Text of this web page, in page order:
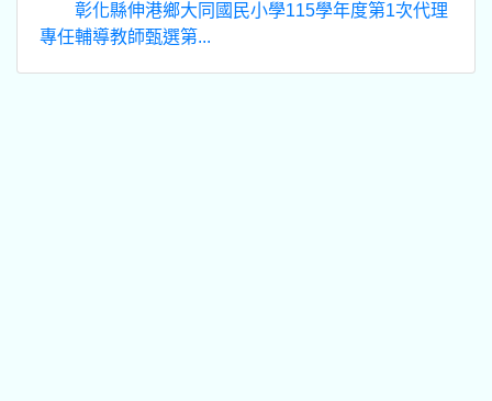
彰化縣伸港鄉大同國民小學115學年度第1次代理
專任輔導教師甄選第...